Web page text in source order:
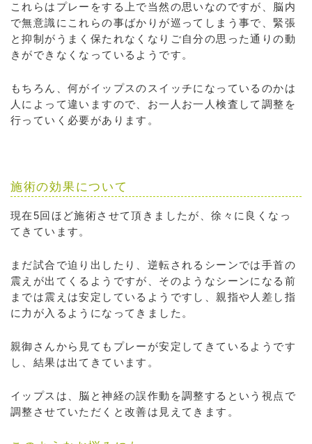
これらはプレーをする上で当然の思いなのですが、脳内
で無意識にこれらの事ばかりが巡ってしまう事で、緊張
と抑制がうまく保たれなくなりご自分の思った通りの動
きができなくなっているようです。
もちろん、何がイップスのスイッチになっているのかは
人によって違いますので、お一人お一人検査して調整を
行っていく必要があります。
施術の効果について
現在5回ほど施術させて頂きましたが、徐々に良くなっ
てきています。
まだ試合で迫り出したり、逆転されるシーンでは手首の
震えが出てくるようですが、そのようなシーンになる前
までは震えは安定しているようですし、親指や人差し指
に力が入るようになってきました。
親御さんから見てもプレーが安定してきているようです
し、結果は出てきています。
イップスは、脳と神経の誤作動を調整するという視点で
調整させていただくと改善は見えてきます。